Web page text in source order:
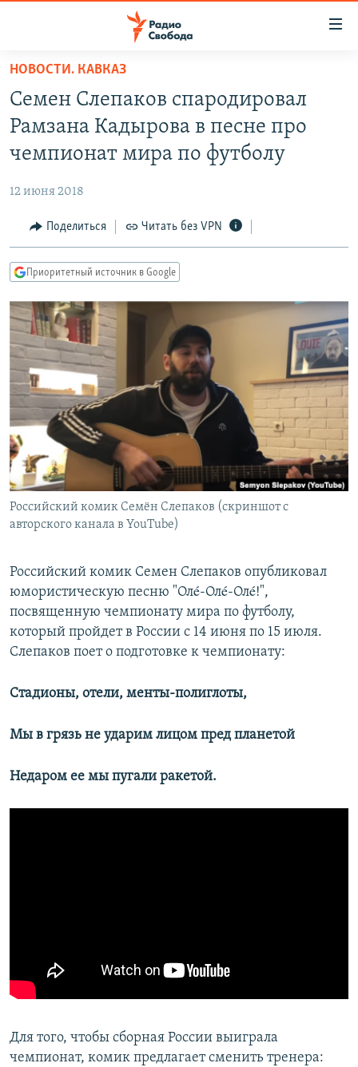
упрощенного
доступа
Вернуться
основному
Вернутся
Вернутся
поиску
АВТОРСКИЕ ПРОЕКТЫ
МНЕНИЯ
КУЛЬТУРА
КАВКАЗ.РЕАЛИИ
СЕВЕР.РЕАЛИИ
СИБИРЬ.РЕАЛИИ
РАСПИСАНИЕ ВЕЩАНИЯ
ПОДПИШИТЕСЬ НА РАССЫЛКУ
СОЦИАЛЬНЫЕ СЕТИ
НОВОСТИ. КАВКАЗ
Семен Слепаков спародировал
Рамзана Кадырова в песне про
чемпионат мира по футболу
12 июня 2018
Поделиться Читать без VPN
Приоритетный источник в Google
Российский комик Семён Слепаков (скриншот с
авторского канала в YouTube)
Российский комик Семен Слепаков опубликовал
юмористическую песню "Олé-Олé-Олé!",
посвященную чемпионату мира по футболу,
который пройдет в России с 14 июня по 15 июля.
Слепаков поет о подготовке к чемпионату:
Стадионы, отели, менты-полиглоты,
Мы в грязь не ударим лицом пред планетой
Недаром ее мы пугали ракетой.
Для того, чтобы сборная России выиграла
чемпионат, комик предлагает сменить тренера: